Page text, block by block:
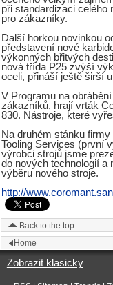
při standardizaci celého
pro zákazníky.
Další horkou novinkou
představení nové
výkonných břitvých
nová třída P25 zvýší
oceli, přináší ještě širší
V Programu na
zákazníků, hrají vrták
830. Nástroje, které
Na druhém stánku
Tooling Services (první
výrobci strojů jsme
do nových technologií a
výběru nového stroje.
http://
Back to the top
Home
Zobrazit klasicky